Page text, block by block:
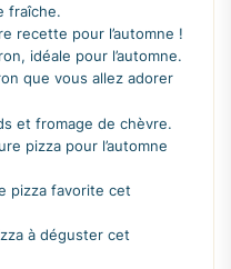
fraîche.
recette pour l’automne !
idéale pour l’automne.
que vous allez adorer
et fromage de chèvre.
pizza pour l’automne
pizza favorite cet
à déguster cet